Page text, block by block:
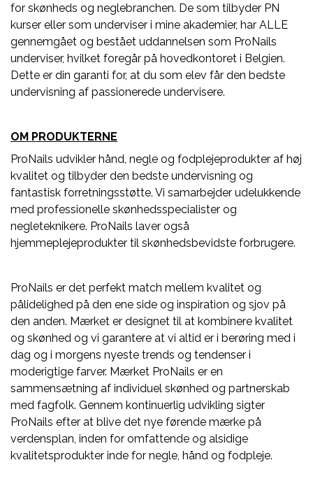
for skønheds og neglebranchen. De som tilbyder PN
kurser eller som underviser i mine akademier, har ALLE
gennemgået og bestået uddannelsen som ProNails
underviser, hvilket foregår på hovedkontoret i Belgien.
Dette er din garanti for, at du som elev får den bedste
undervisning af passionerede undervisere.
OM PRODUKTERNE
ProNails udvikler hånd, negle og fodplejeprodukter af høj
kvalitet og tilbyder den bedste undervisning og
fantastisk forretningsstøtte. Vi samarbejder udelukkende
med professionelle skønhedsspecialister og
negleteknikere. ProNails laver også
hjemmeplejeprodukter til skønhedsbevidste forbrugere.
ProNails er det perfekt match mellem kvalitet og
pålidelighed på den ene side og inspiration og sjov på
den anden. Mærket er designet til at kombinere kvalitet
og skønhed og vi garantere at vi altid er i berøring med i
dag og i morgens nyeste trends og tendenser i
moderigtige farver. Mærket ProNails er en
sammensætning af individuel skønhed og partnerskab
med fagfolk. Gennem kontinuerlig udvikling sigter
ProNails efter at blive det nye førende mærke på
verdensplan, inden for omfattende og alsidige
kvalitetsprodukter inde for negle, hånd og fodpleje.